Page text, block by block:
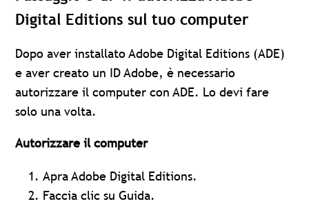
Digital Editions sul tuo computer
Dopo aver installato Adobe Digital Editions (ADE)
e aver creato un ID Adobe, è necessario
autorizzare il computer con ADE. Lo devi fare
solo una volta.
Autorizzare il computer
Apra Adobe Digital Editions.
Faccia clic su Guida.